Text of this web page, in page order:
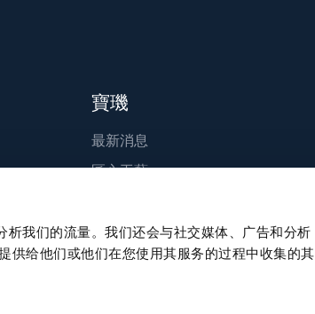
我们的流量。我们还会与社交媒体、广告和分析
供给他们或他们在您使用其服务的过程中收集的其
寶璣
最新消息
匠心工藝
永續發展
職涯發展